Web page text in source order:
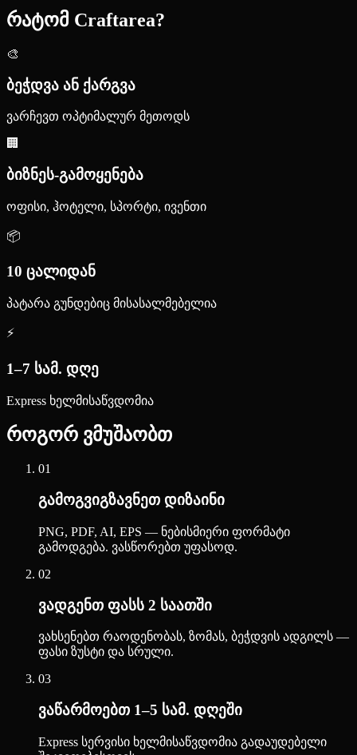
რატომ Craftarea?
🎨
ბეჭდვა ან ქარგვა
ვარჩევთ ოპტიმალურ მეთოდს
🏢
ბიზნეს-გამოყენება
ოფისი, ჰოტელი, სპორტი, ივენთი
📦
10 ცალიდან
პატარა გუნდებიც მისასალმებელია
⚡
1–7 სამ. დღე
Express ხელმისაწვდომია
როგორ ვმუშაობთ
01
გამოგვიგზავნეთ დიზაინი
PNG, PDF, AI, EPS — ნებისმიერი ფორმატი
გამოდგება. ვასწორებთ უფასოდ.
02
ვადგენთ ფასს 2 საათში
ვახსენებთ რაოდენობას, ზომას, ბეჭდვის ადგილს —
ფასი ზუსტი და სრული.
03
ვაწარმოებთ 1–5 სამ. დღეში
Express სერვისი ხელმისაწვდომია გადაუდებელი